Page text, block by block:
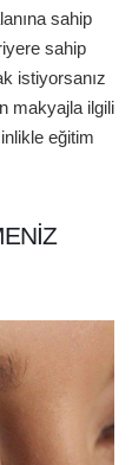
sahip
sahip
istiyorsanız
makyajla ilgili
eğitim